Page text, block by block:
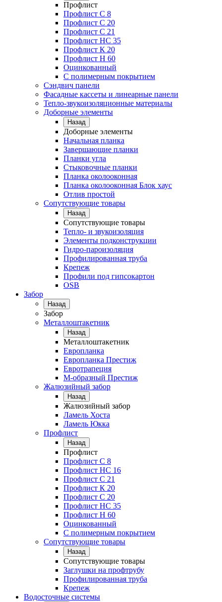
Профлист
Профлист С 8
Профлист С 20
Профлист C 21
Профлист НС 35
Профлист К 20
Профлист Н 60
Оцинкованный
С полимерным покрытием
Сэндвич панели
Фасадные кассеты и линеарные панели
Тепло-звукоизоляционные материалы
Доборные элементы
Назад
Доборные элементы
Начальная планка
Завершающие планки
Планки угла
Стыковочные планки
Планка околооконная
Планка околооконная Блок хаус
Отлив простой
Сопутствующие товары
Назад
Сопутствующие товары
Тепло- и звукоизоляция
Элементы подконструкции
Гидро-пароизоляция
Профилированная труба
Крепеж
Профили под гипсокартон
OSB
Забор
Назад
Забор
Металлоштакетник
Назад
Металлоштакетник
Европланка
Европланка Престиж
Евротрапеция
М-образный Престиж
Жалюзийный забор
Назад
Жалюзийный забор
Ламель Хоста
Ламель Юкка
Профлист
Назад
Профлист
Профлист С 8
Профлист НС 16
Профлист C 21
Профлист К 20
Профлист С 20
Профлист НС 35
Профлист Н 60
Оцинкованный
С полимерным покрытием
Сопутствующие товары
Назад
Сопутствующие товары
Заглушки на профтрубу
Профилированная труба
Крепеж
Водосточные системы